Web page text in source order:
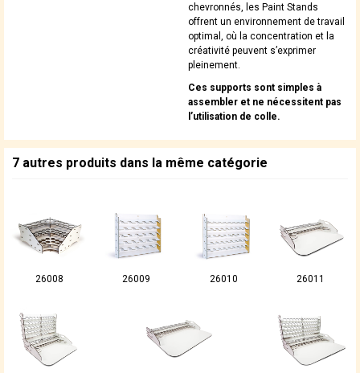
chevronnés, les Paint Stands
offrent un environnement de travail
optimal, où la concentration et la
créativité peuvent s’exprimer
pleinement.
Ces supports sont simples à
assembler et ne nécessitent pas
l’utilisation de colle.
7 autres produits dans la même catégorie
26008 26009 26010 26011